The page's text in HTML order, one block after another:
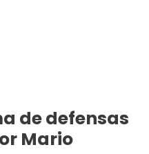
de defensas
Mario